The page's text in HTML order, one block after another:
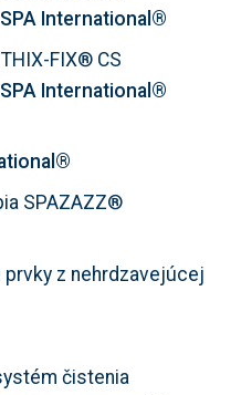
International®
FIX® CS
International®
SPAZAZZ®
prvky z nehrdzavejúcej
čistenia